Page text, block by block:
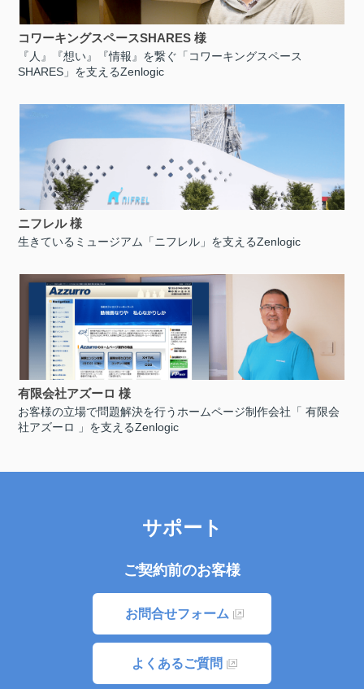
コワーキングスペースSHARES 様
『人』『想い』『情報』を繋ぐ「コワーキングスペース
SHARES」を支えるZenlogic
ニフレル 様
生きているミュージアム「ニフレル」を支えるZenlogic
有限会社アズーロ 様
お客様の立場で問題解決を行うホームページ制作会社「 有限会
社アズーロ 」を支えるZenlogic
サポート
ご契約前のお客様
お問合せフォーム
よくあるご質問